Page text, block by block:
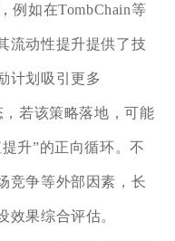
例如在TombChain等
流动性提升提供了技
计划吸引更多
若该策略落地，可能
升”的正向循环。不
竞争等外部因素，长
效果综合评估。